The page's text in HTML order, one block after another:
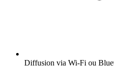
Diffusion via Wi-Fi ou